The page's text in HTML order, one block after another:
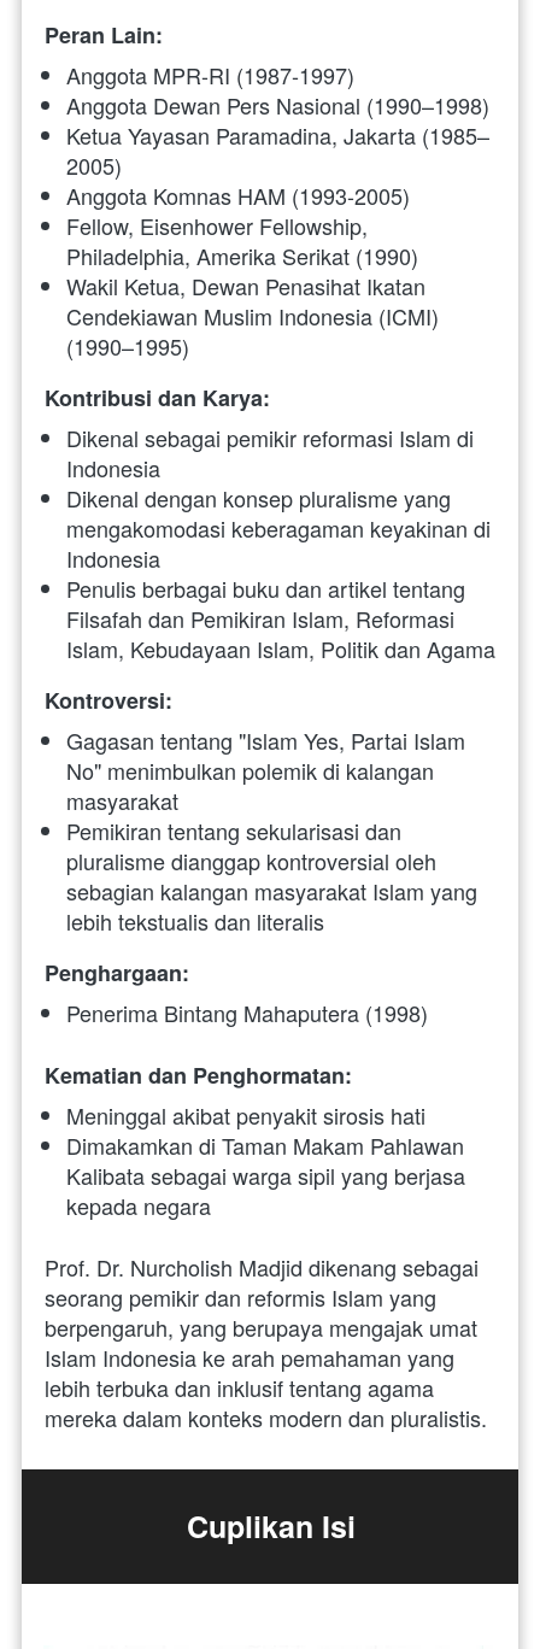
Peran Lain:
Anggota MPR-RI (1987-1997)
Anggota Dewan Pers Nasional (1990–1998)
Ketua Yayasan Paramadina, Jakarta (1985–
2005)
Anggota Komnas HAM (1993-2005)
Fellow, Eisenhower Fellowship,
Philadelphia, Amerika Serikat (1990)
Wakil Ketua, Dewan Penasihat Ikatan
Cendekiawan Muslim Indonesia (ICMI)
(1990–1995)
Kontribusi dan Karya:
Dikenal sebagai pemikir reformasi Islam di
Indonesia
Dikenal dengan konsep pluralisme yang
mengakomodasi keberagaman keyakinan di
Indonesia
Penulis berbagai buku dan artikel tentang
Filsafah dan Pemikiran Islam, Reformasi
Islam, Kebudayaan Islam, Politik dan Agama
Kontroversi:
Gagasan tentang "Islam Yes, Partai Islam
No" menimbulkan polemik di kalangan
masyarakat
Pemikiran tentang sekularisasi dan
pluralisme dianggap kontroversial oleh
sebagian kalangan masyarakat Islam yang
lebih tekstualis dan literalis
Penghargaan:
Penerima Bintang Mahaputera (1998)
Kematian dan Penghormatan:
Meninggal akibat penyakit sirosis hati
Dimakamkan di Taman Makam Pahlawan
Kalibata sebagai warga sipil yang berjasa
kepada negara
Prof. Dr. Nurcholish Madjid dikenang sebagai
seorang pemikir dan reformis Islam yang
berpengaruh, yang berupaya mengajak umat
Islam Indonesia ke arah pemahaman yang
lebih terbuka dan inklusif tentang agama
mereka dalam konteks modern dan pluralistis.
Cuplikan Isi